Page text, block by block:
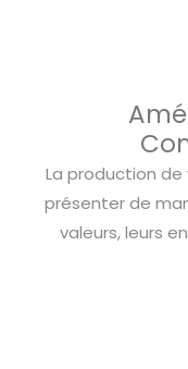
La production
présenter de
valeurs, leurs